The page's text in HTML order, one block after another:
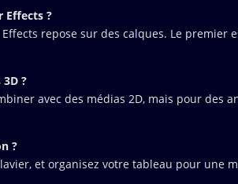
Effects ?
repose sur des calques. Le premier
?
avec des médias 2D, mais pour des
?
et organisez votre tableau pour une